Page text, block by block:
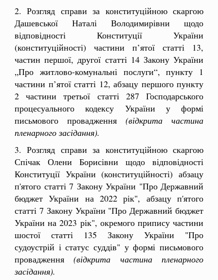
2. Розгляд справи за конституційною скаргою
Дашевської Наталі Володимирівни щодо
відповідності Конституції України
(конституційності) частини п’ятої статті 13,
частин першої, другої статті 14 Закону України
„Про житлово-комунальні послуги“, пункту 1
частини п’ятої статті 12, абзацу першого пункту
2 частини третьої статті 287 Господарського
процесуального кодексу України у формі
письмового провадження (відкрита частина
пленарного засідання).
3. Розгляд справи за конституційною скаргою
Спічак Олени Борисівни щодо відповідності
Конституції України (конституційності) абзацу
п'ятого статті 7 Закону України "Про Державний
бюджет України на 2022 рік", абзацу п'ятого
статті 7 Закону України "Про Державний бюджет
України на 2023 рік", окремого припису частини
шостої статті 135 Закону України "Про
судоустрій і статус суддів" у формі письмового
провадження(відкрита частина пленарного
засідання).